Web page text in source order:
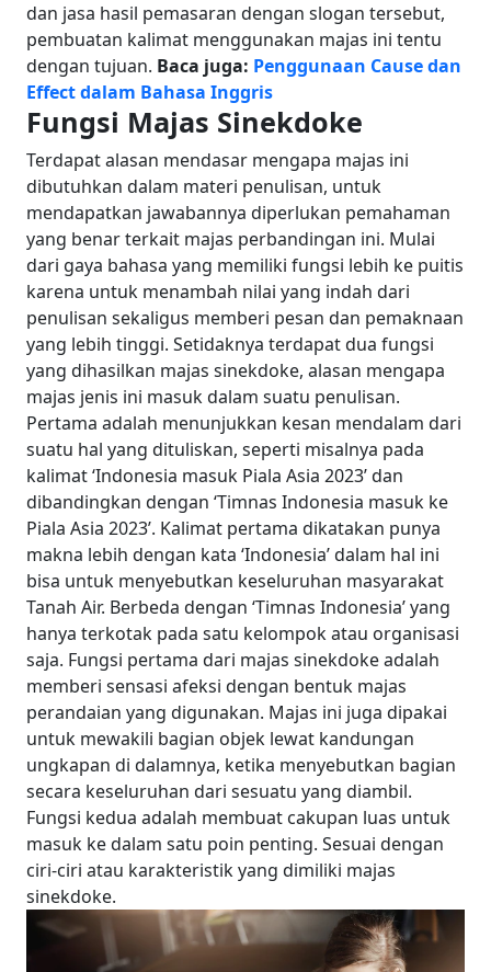
dan jasa hasil pemasaran dengan slogan tersebut,
pembuatan kalimat menggunakan majas ini tentu
dengan tujuan. Baca juga: Penggunaan Cause dan
Effect dalam Bahasa Inggris
Fungsi Majas Sinekdoke
Terdapat alasan mendasar mengapa majas ini
dibutuhkan dalam materi penulisan, untuk
mendapatkan jawabannya diperlukan pemahaman
yang benar terkait majas perbandingan ini. Mulai
dari gaya bahasa yang memiliki fungsi lebih ke puitis
karena untuk menambah nilai yang indah dari
penulisan sekaligus memberi pesan dan pemaknaan
yang lebih tinggi. Setidaknya terdapat dua fungsi
yang dihasilkan majas sinekdoke, alasan mengapa
majas jenis ini masuk dalam suatu penulisan.
Pertama adalah menunjukkan kesan mendalam dari
suatu hal yang dituliskan, seperti misalnya pada
kalimat ‘Indonesia masuk Piala Asia 2023’ dan
dibandingkan dengan ‘Timnas Indonesia masuk ke
Piala Asia 2023’. Kalimat pertama dikatakan punya
makna lebih dengan kata ‘Indonesia’ dalam hal ini
bisa untuk menyebutkan keseluruhan masyarakat
Tanah Air. Berbeda dengan ‘Timnas Indonesia’ yang
hanya terkotak pada satu kelompok atau organisasi
saja. Fungsi pertama dari majas sinekdoke adalah
memberi sensasi afeksi dengan bentuk majas
perandaian yang digunakan. Majas ini juga dipakai
untuk mewakili bagian objek lewat kandungan
ungkapan di dalamnya, ketika menyebutkan bagian
secara keseluruhan dari sesuatu yang diambil.
Fungsi kedua adalah membuat cakupan luas untuk
masuk ke dalam satu poin penting. Sesuai dengan
ciri-ciri atau karakteristik yang dimiliki majas
sinekdoke.